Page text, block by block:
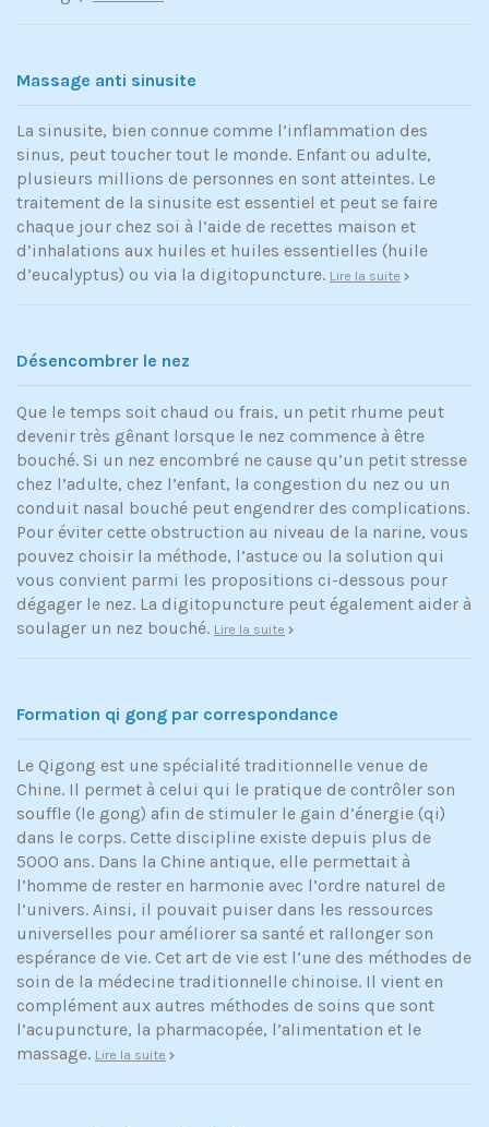
Massage anti sinusite
La sinusite, bien connue comme l’inflammation des
sinus, peut toucher tout le monde. Enfant ou adulte,
plusieurs millions de personnes en sont atteintes. Le
traitement de la sinusite est essentiel et peut se faire
chaque jour chez soi à l’aide de recettes maison et
d’inhalations aux huiles et huiles essentielles (huile
d’eucalyptus) ou via la digitopuncture. Lire la suite
Désencombrer le nez
Que le temps soit chaud ou frais, un petit rhume peut
devenir très gênant lorsque le nez commence à être
bouché. Si un nez encombré ne cause qu’un petit stresse
chez l’adulte, chez l’enfant, la congestion du nez ou un
conduit nasal bouché peut engendrer des complications.
Pour éviter cette obstruction au niveau de la narine, vous
pouvez choisir la méthode, l’astuce ou la solution qui
vous convient parmi les propositions ci-dessous pour
dégager le nez. La digitopuncture peut également aider à
soulager un nez bouché. Lire la suite
Formation qi gong par correspondance
Le Qigong est une spécialité traditionnelle venue de
Chine. Il permet à celui qui le pratique de contrôler son
souffle (le gong) afin de stimuler le gain d’énergie (qi)
dans le corps. Cette discipline existe depuis plus de
5000 ans. Dans la Chine antique, elle permettait à
l’homme de rester en harmonie avec l’ordre naturel de
l’univers. Ainsi, il pouvait puiser dans les ressources
universelles pour améliorer sa santé et rallonger son
espérance de vie. Cet art de vie est l’une des méthodes de
soin de la médecine traditionnelle chinoise. Il vient en
complément aux autres méthodes de soins que sont
l’acupuncture, la pharmacopée, l’alimentation et le
massage. Lire la suite